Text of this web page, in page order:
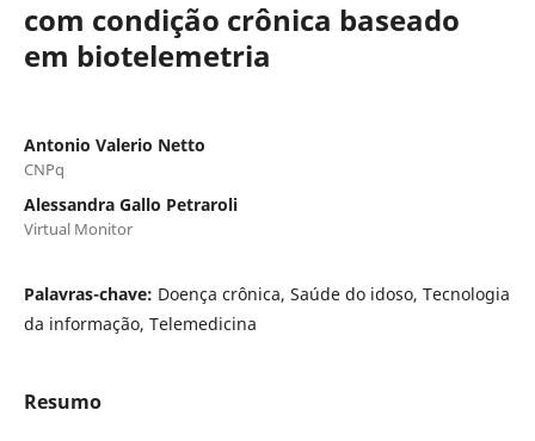
com condição crônica baseado
em biotelemetria
Antonio Valerio Netto
CNPq
Alessandra Gallo Petraroli
Virtual Monitor
Palavras-chave: Doença crônica, Saúde do idoso, Tecnologia
da informação, Telemedicina
Resumo